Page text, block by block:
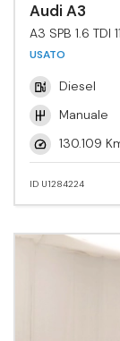
Audi A3
A3 SPB 1.6 TDI
USATO
Diesel
Manuale
130.109
ID U1284224